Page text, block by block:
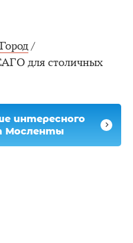
Город /
для столичных
интересного
Мосленты